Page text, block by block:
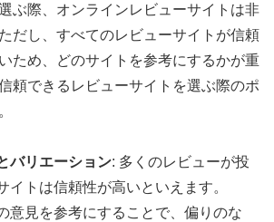
ぶ際、オンラインレビューサイトは非
だし、すべてのレビューサイトが信頼
ため、どのサイトを参考にするかが重
頼できるレビューサイトを選ぶ際のポ
バリエーション: 多くのレビューが投
イトは信頼性が高いといえます。
意見を参考にすることで、偏りのな